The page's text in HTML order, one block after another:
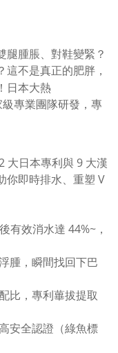
腿腫脹、對鞋變緊？
不是真正的肥胖，
！日本大熱
專業團隊研發，專
大日本專利與 9 大漢
你即時排水、重塑 V
有效消水達 44%~，
腫，瞬間找回下巴
比，專利蓽拔提取
安全認證（綠魚標